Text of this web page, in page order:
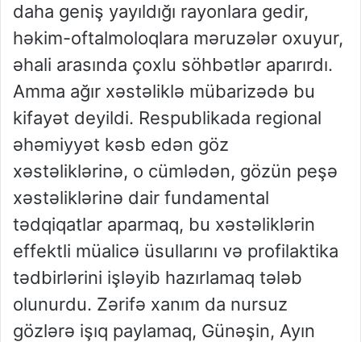
daha geniş yayıldığı rayonlara gedir,
həkim-oftalmoloqlara məruzələr oxuyur,
əhali arasında çoxlu söhbətlər aparırdı.
Amma ağır xəstəliklə mübarizədə bu
kifayət deyildi. Respublikada regional
əhəmiyyət kəsb edən göz
xəstəliklərinə, o cümlədən, gözün peşə
xəstəliklərinə dair fundamental
tədqiqatlar aparmaq, bu xəstəliklərin
effektli müalicə üsullarını və profilaktika
tədbirlərini işləyib hazırlamaq tələb
olunurdu. Zərifə xanım da nursuz
gözlərə işıq paylamaq, Günəşin, Ayın